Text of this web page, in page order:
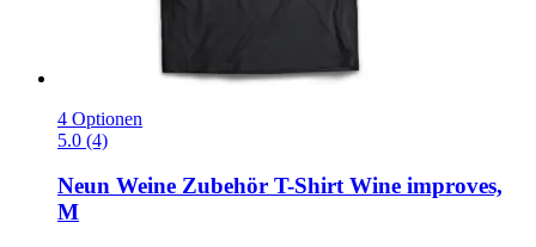
4 Optionen
5.0 (4)
Neun Weine Zubehör T-​Shirt Wine improves,
M